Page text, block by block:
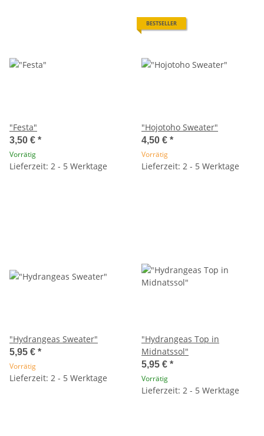
"Festa"
3,50 € *
Vorrätig
Lieferzeit: 2 - 5 Werktage
BESTSELLER
"Hojotoho Sweater"
4,50 € *
Vorrätig
Lieferzeit: 2 - 5 Werktage
"Hydrangeas Sweater"
5,95 € *
Vorrätig
Lieferzeit: 2 - 5 Werktage
"Hydrangeas Top in
Midnatssol"
5,95 € *
Vorrätig
Lieferzeit: 2 - 5 Werktage